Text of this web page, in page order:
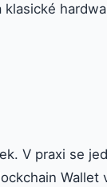
V praxi se
Wallet